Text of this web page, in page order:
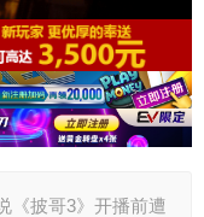
《披哥3》开播前遭